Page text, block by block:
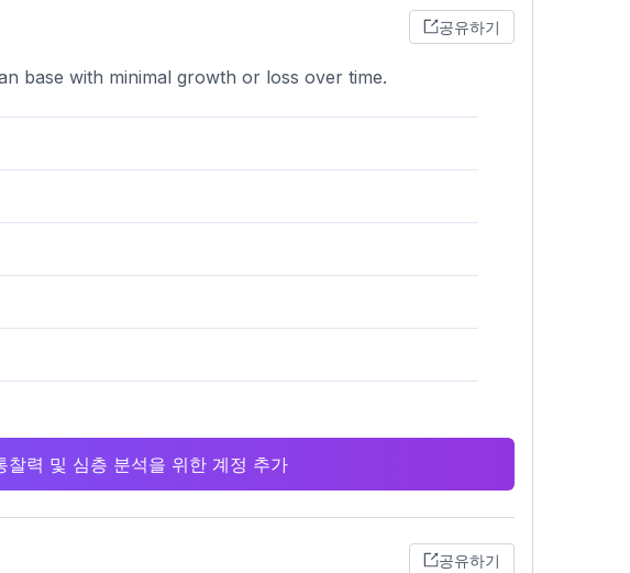
공유하기
base with minimal growth or loss over time.
력 및 심층 분석을 위한 계정 추가
공유하기